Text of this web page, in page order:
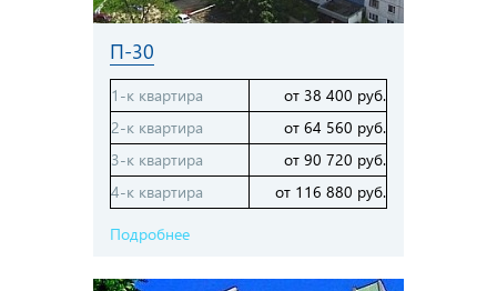
П-30
1-к квартира
от 38 400 руб.
2-к квартира
от 64 560 руб.
3-к квартира
от 90 720 руб.
4-к квартира
от 116 880 руб.
Подробнее